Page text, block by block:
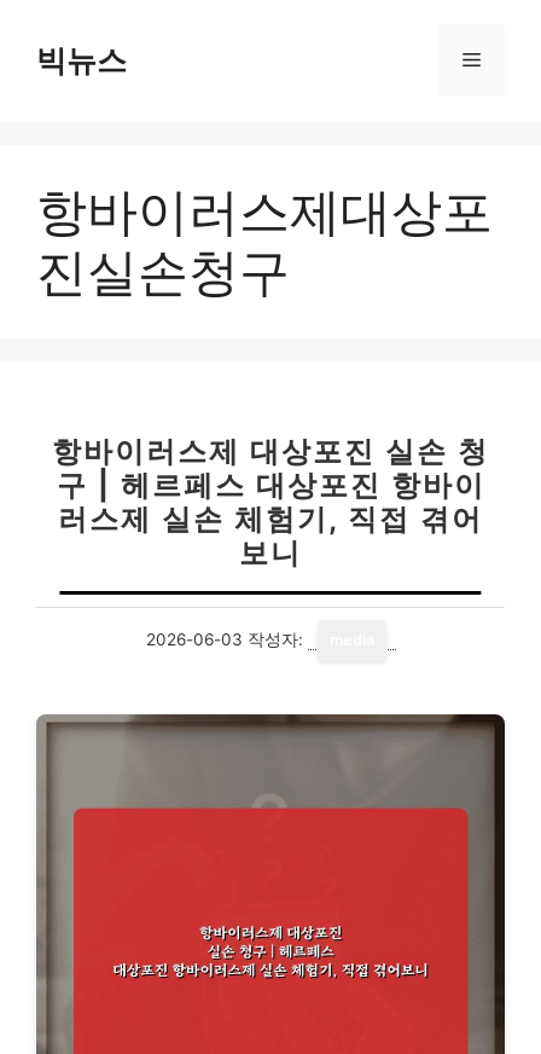
빅뉴스 메
항바이러스제대상포
진실손청구
항바이러스제 대상포진 실손 청
구 | 헤르페스 대상포진 항바이
러스제 실손 체험기, 직접 겪어
보니
2026-06-03 작성자: